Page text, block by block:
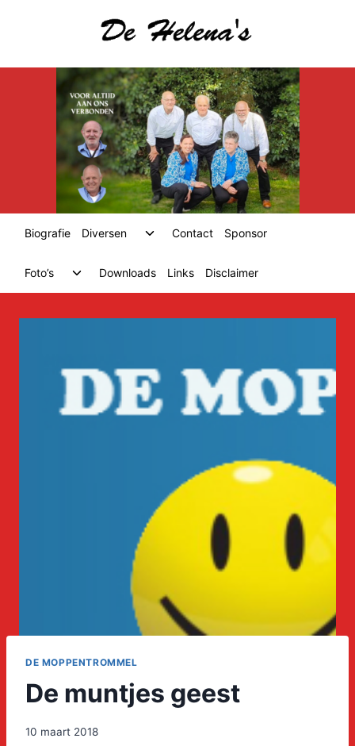
Biografie Diversen
ToggleContact Sponsor
Foto’s
ToggleDownloads Links Disclaimer
DE MOPPENTROMMEL
De muntjes geest
10 maart 2018